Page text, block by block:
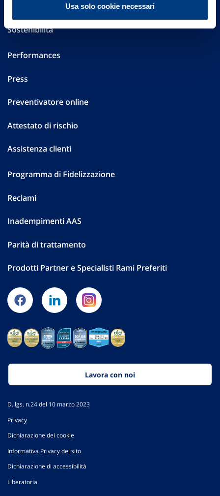
Usa solo cookie necessari
Altre informazioni
Sostenibilità
Performances
Press
Preventivatore online
Attestato di rischio
Assistenza clienti
Programma di Fidelizzazione
Reclami
Inadempimenti AAS
Parità di trattamento
Prodotti Partner e Specialisti Rami Preferiti
Lavora con noi
D. lgs. n.24 del 10 marzo 2023
Privacy
Dichiarazione dei cookie
Informativa Privacy del sito
Dichiarazione di accessibilità
Liberatoria